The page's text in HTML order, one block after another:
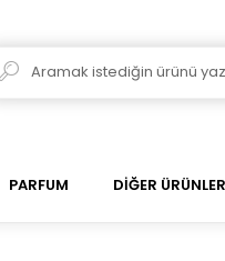
PARFUM DİĞER ÜRÜNLER